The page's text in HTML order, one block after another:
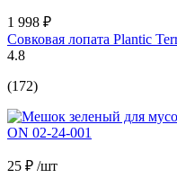
1 998 ₽
Совковая лопата Plantic
4.8
(172)
25 ₽ /шт